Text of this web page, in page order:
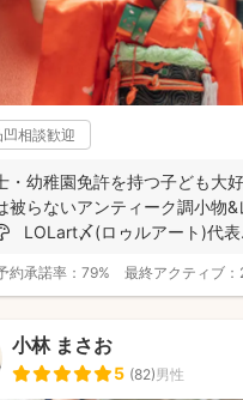
相談歓迎
・幼稚園免許を持つ子ども大
被らないアンティーク調小物&
LOLart〆(ロゥルアート)代表
約承諾率： 79% 最終アクティブ：
小林 まさお
5 (82)男性